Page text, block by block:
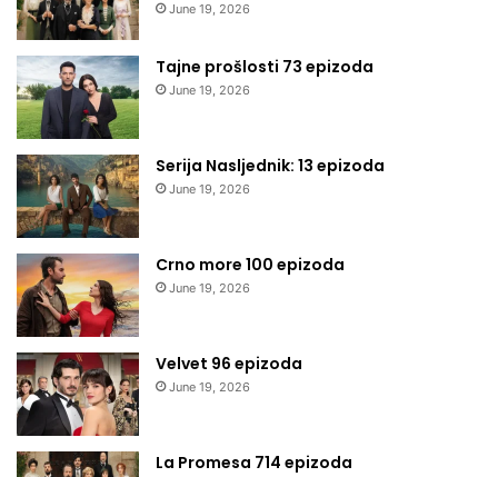
June 19, 2026
Tajne prošlosti 73 epizoda
June 19, 2026
Serija Nasljednik: 13 epizoda
June 19, 2026
Crno more 100 epizoda
June 19, 2026
Velvet 96 epizoda
June 19, 2026
La Promesa 714 epizoda